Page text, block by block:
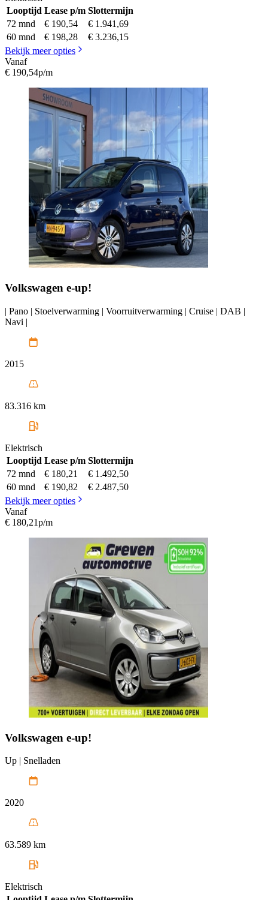
Looptijd Lease p/m Slottermijn
72 mnd
€ 190,54
€ 1.941,69
60 mnd
€ 198,28
€ 3.236,15
Bekijk meer opties
Vanaf
€ 190,54p/m
Volkswagen e-up!
| Pano | Stoelverwarming | Voorruitverwarming | Cruise | DAB |
Navi |
2015
83.316 km
Elektrisch
Looptijd Lease p/m Slottermijn
72 mnd
€ 180,21
€ 1.492,50
60 mnd
€ 190,82
€ 2.487,50
Bekijk meer opties
Vanaf
€ 180,21p/m
Volkswagen e-up!
Up | Snelladen
2020
63.589 km
Elektrisch